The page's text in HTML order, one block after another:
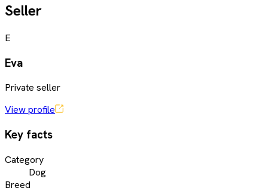
Seller
E
Eva
Private seller
View profile
Key facts
Category
Dog
Breed